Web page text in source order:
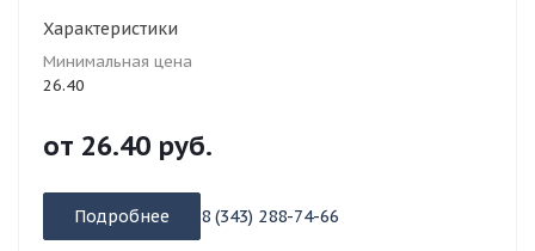
Характеристики
Минимальная цена
26.40
от 26.40 руб.
Подробнее 8 (343) 288-74-66